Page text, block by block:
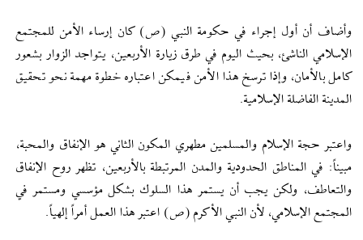
وأضاف أن أول إجراء في حكومة النبي (ص) كان إرساء الأمن للمجتمع
الإسلامي الناشئ، بحيث اليوم في طرق زيارة الأربعين، يتواجد الزوار بشعور
كامل بالأمان، وإذا ترسخ هذا الأمن فيمكن اعتباره خطوة مهمة نحو تحقيق
المدينة الفاضلة الإسلامية.
واعتبر حجة الإسلام والمسلمين مطهري المكون الثاني هو الإنفاق والمحبة،
مبيناً: في المناطق الحدودية والمدن المرتبطة بالأربعين، تظهر روح الإنفاق
والتعاطف، ولكن يجب أن يستمر هذا السلوك بشكل مؤسسي ومستمر في
المجتمع الإسلامي، لأن النبي الأكرم (ص) اعتبر هذا العمل أمراً إلهياً.